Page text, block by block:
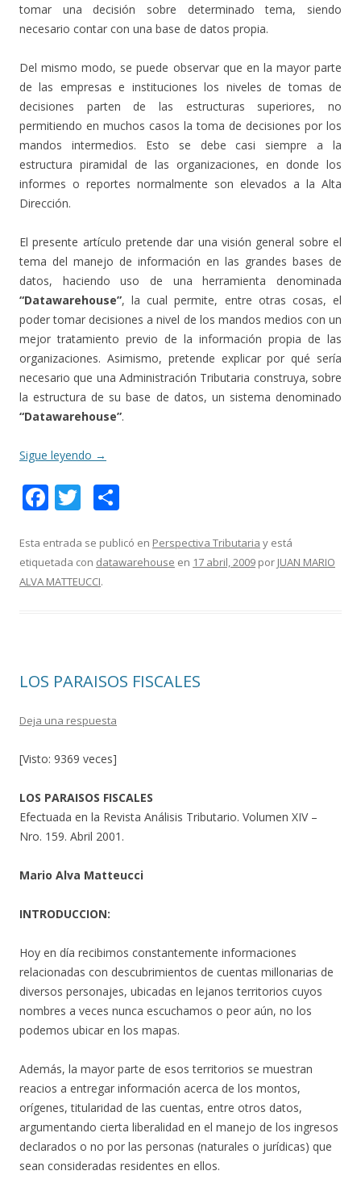
tomar una decisión sobre determinado tema, siendo
necesario contar con una base de datos propia.
Del mismo modo, se puede observar que en la mayor parte
de las empresas e instituciones los niveles de tomas de
decisiones parten de las estructuras superiores, no
permitiendo en muchos casos la toma de decisiones por los
mandos intermedios. Esto se debe casi siempre a la
estructura piramidal de las organizaciones, en donde los
informes o reportes normalmente son elevados a la Alta
Dirección.
El presente artículo pretende dar una visión general sobre el
tema del manejo de información en las grandes bases de
datos, haciendo uso de una herramienta denominada
“Datawarehouse”, la cual permite, entre otras cosas, el
poder tomar decisiones a nivel de los mandos medios con un
mejor tratamiento previo de la información propia de las
organizaciones. Asimismo, pretende explicar por qué sería
necesario que una Administración Tributaria construya, sobre
la estructura de su base de datos, un sistema denominado
“Datawarehouse”.
Sigue leyendo →
F
e
b
T
itt
er
m
p
Esta entrada se publicó en Perspectiva Tributaria y está
etiquetada con datawarehouse en 17 abril, 2009 por JUAN MARIO
ALVA MATTEUCCI.
LOS PARAISOS FISCALES
Deja una respuesta
[Visto: 9369 veces]
LOS PARAISOS FISCALES
Efectuada en la Revista Análisis Tributario. Volumen XIV –
Nro. 159. Abril 2001.
Mario Alva Matteucci
INTRODUCCION:
Hoy en día recibimos constantemente informaciones
relacionadas con descubrimientos de cuentas millonarias de
diversos personajes, ubicadas en lejanos territorios cuyos
nombres a veces nunca escuchamos o peor aún, no los
podemos ubicar en los mapas.
Además, la mayor parte de esos territorios se muestran
reacios a entregar información acerca de los montos,
orígenes, titularidad de las cuentas, entre otros datos,
argumentando cierta liberalidad en el manejo de los ingresos
declarados o no por las personas (naturales o jurídicas) que
sean consideradas residentes en ellos.